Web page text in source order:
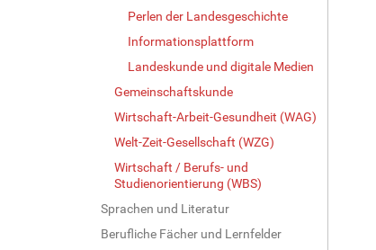
Perlen der Landesgeschichte
Informationsplattform
Landeskunde und digitale Medien
Gemeinschaftskunde
Wirtschaft-Arbeit-Gesundheit (WAG)
Welt-Zeit-Gesellschaft (WZG)
Wirtschaft / Berufs- und
Studienorientierung (WBS)
Sprachen und Literatur
Berufliche Fächer und Lernfelder